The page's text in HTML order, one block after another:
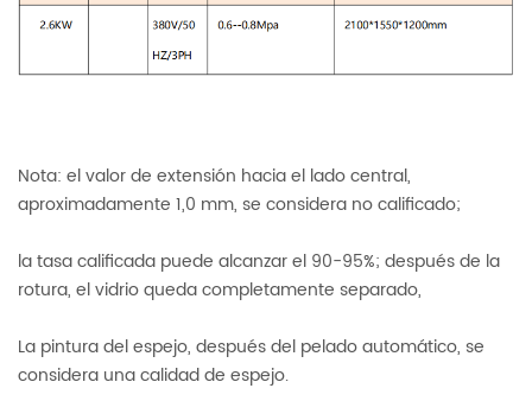
Nota: el valor de extensión hacia el lado central,
aproximadamente 1,0 mm, se considera no calificado;
la tasa calificada puede alcanzar el 90-95%; después de la
rotura, el vidrio queda completamente separado,
La pintura del espejo, después del pelado automático, se
considera una calidad de espejo.